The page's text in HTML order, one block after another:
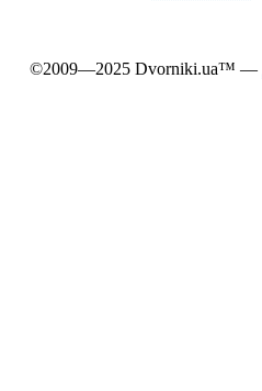
©2009—2025 Dvorniki.ua™ —